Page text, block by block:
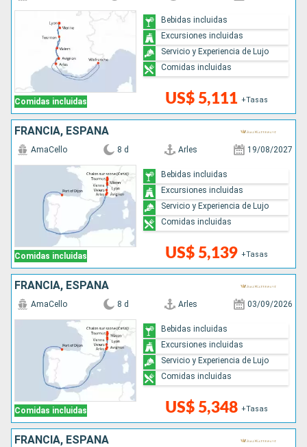
Comidas incluidas US$ 5,111 +Tasas
Bebidas incluidas
Excursiones incluidas
Servicio y Experiencia de Lujo
Comidas incluidas
FRANCIA, ESPAÑA
Comidas incluidas
AmaCello 8 d Arles 19/08/2027
US$ 5,139 +Tasas
Bebidas incluidas
Excursiones incluidas
Servicio y Experiencia de Lujo
Comidas incluidas
FRANCIA, ESPAÑA
Comidas incluidas
AmaCello 8 d Arles 03/09/2026
US$ 5,348 +Tasas
Bebidas incluidas
Excursiones incluidas
Servicio y Experiencia de Lujo
Comidas incluidas
FRANCIA, ESPAÑA